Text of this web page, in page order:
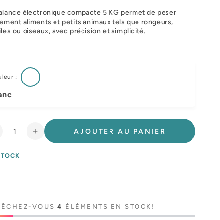
électronique compacte 5 KG permet de peser
aliments et petits animaux tels que rongeurs,
ou oiseaux, avec précision et simplicité.
:
Augmenter
électronique
5
KG
AJOUTER AU PANIER
VOUS4 ÉLÉMENTS EN STOCK!